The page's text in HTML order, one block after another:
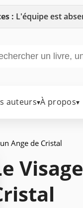
: L'équipe est
auteurs▾À propos▾
Ange de Cristal